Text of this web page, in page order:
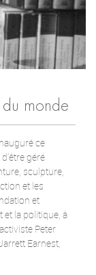
du monde
ce
géré
sculpture,
et les
et
et la politique, à
Peter
Earnest,